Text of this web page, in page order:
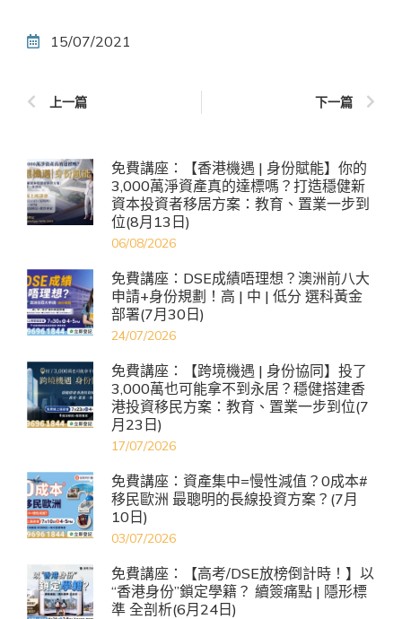
15/07/2021
上一篇 下一篇
免費講座：【香港機遇 | 身份賦能】你的
3,000萬淨資產真的達標嗎？打造穩健新
資本投資者移居方案：教育、置業一步到
位(8月13日)
06/08/2026
免費講座：DSE成績唔理想？澳洲前八大
申請+身份規劃！高 | 中 | 低分 選科黃金
部署(7月30日)
24/07/2026
免費講座：【跨境機遇 | 身份協同】投了
3,000萬也可能拿不到永居？穩健搭建香
港投資移民方案：教育、置業一步到位(7
月23日)
17/07/2026
免費講座：資產集中=慢性減值？0成本#
移民歐洲 最聰明的長線投資方案？(7月
10日)
03/07/2026
免費講座：【高考/DSE放榜倒計時！】以
“香港身份”鎖定學籍？ 續簽痛點 | 隱形標
準 全剖析(6月24日)